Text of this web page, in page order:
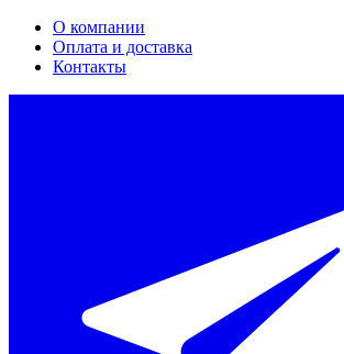
О компании
Оплата и доставка
Контакты